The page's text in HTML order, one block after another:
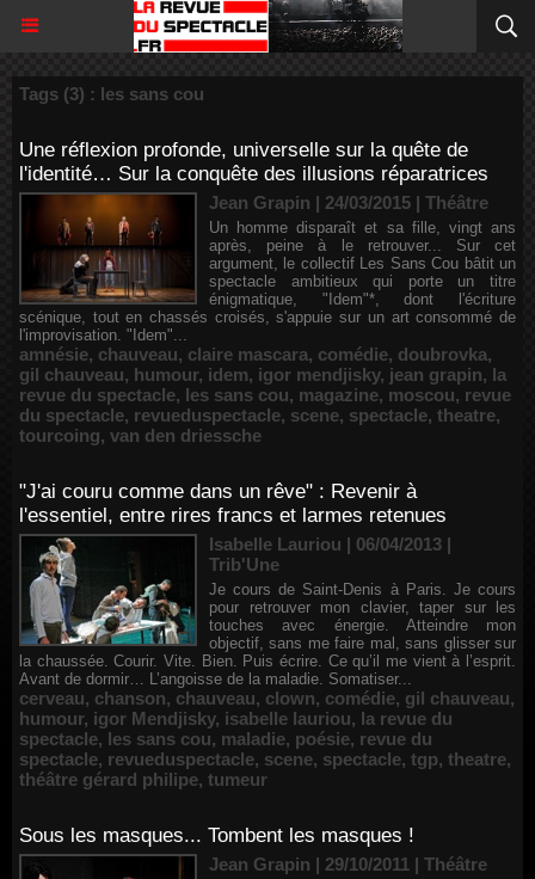
Tags (3) : les sans cou
Une réflexion profonde, universelle sur la quête de
l'identité… Sur la conquête des illusions réparatrices
Jean Grapin | 24/03/2015 | Théâtre
Un homme disparaît et sa fille, vingt ans
après, peine à le retrouver... Sur cet
argument, le collectif Les Sans Cou bâtit un
spectacle ambitieux qui porte un titre
énigmatique, "Idem"*, dont l'écriture
scénique, tout en chassés croisés, s'appuie sur un art consommé de
l'improvisation. "Idem"...
amnésie, chauveau, claire mascara, comédie, doubrovka,
gil chauveau, humour, idem, igor mendjisky, jean grapin, la
revue du spectacle, les sans cou, magazine, moscou, revue
du spectacle, revueduspectacle, scene, spectacle, theatre,
tourcoing, van den driessche
"J'ai couru comme dans un rêve" : Revenir à
l'essentiel, entre rires francs et larmes retenues
Isabelle Lauriou | 06/04/2013 |
Trib'Une
Je cours de Saint-Denis à Paris. Je cours
pour retrouver mon clavier, taper sur les
touches avec énergie. Atteindre mon
objectif, sans me faire mal, sans glisser sur
la chaussée. Courir. Vite. Bien. Puis écrire. Ce qu’il me vient à l’esprit.
Avant de dormir… L’angoisse de la maladie. Somatiser...
cerveau, chanson, chauveau, clown, comédie, gil chauveau,
humour, igor Mendjisky, isabelle lauriou, la revue du
spectacle, les sans cou, maladie, poésie, revue du
spectacle, revueduspectacle, scene, spectacle, tgp, theatre,
théâtre gérard philipe, tumeur
Sous les masques... Tombent les masques !
Jean Grapin | 29/10/2011 | Théâtre